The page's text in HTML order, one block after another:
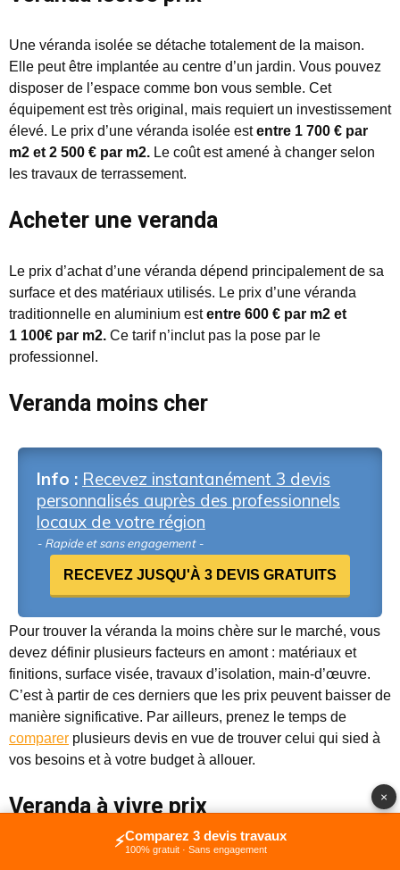
Une véranda isolée se détache totalement de la maison.
Elle peut être implantée au centre d’un jardin. Vous pouvez
disposer de l’espace comme bon vous semble. Cet
équipement est très original, mais requiert un investissement
élevé. Le prix d’une véranda isolée estentre 1 700 € par
m2 et 2 500 € par m2. Le coût est amené à changer selon
les travaux de terrassement.
Acheter une veranda
Le prix d’achat d’une véranda dépend principalement de sa
surface et des matériaux utilisés. Le prix d’une véranda
traditionnelle en aluminium estentre 600 € par m2 et
1 100€ par m2. Ce tarif n’inclut pas la pose par le
professionnel.
Veranda moins cher
Info : Recevez instantanément 3 devis
personnalisés auprès des professionnels
locaux de votre région
- Rapide et sans engagement -
RECEVEZ JUSQU'À 3 DEVIS GRATUITS
Pour trouver la véranda la moins chère sur le marché, vous
devez définir plusieurs facteurs en amont : matériaux et
finitions, surface visée, travaux d’isolation, main-d’œuvre.
C’est à partir de ces derniers que les prix peuvent baisser de
manière significative. Par ailleurs, prenez le temps de
comparer plusieurs devis en vue de trouver celui qui sied à
vos besoins et à votre budget à allouer.
Veranda à vivre prix
Le prix d’une véranda pièce à vivre est variable en fonction
⚡Comparez 3 devis travaux
100% gratuit · Sans engagement
×